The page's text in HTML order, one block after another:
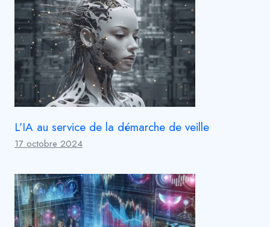
L’IA au service de la démarche de veille
17 octobre 2024